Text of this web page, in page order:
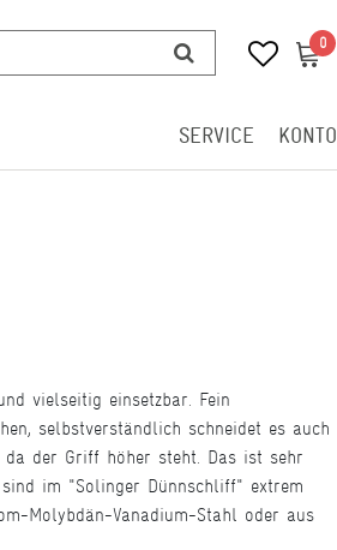
0 0
SERVICE KONTO
vielseitig einsetzbar. Fein
selbstverständlich schneidet es auch
da der Griff höher steht. Das ist sehr
im "Solinger Dünnschliff" extrem
Molybdän-Vanadium-Stahl oder aus